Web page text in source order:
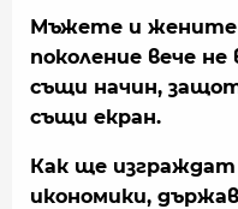
Мъжете и жените
поколение вече
същи начин,
същи екран.
Как ще
икономики,